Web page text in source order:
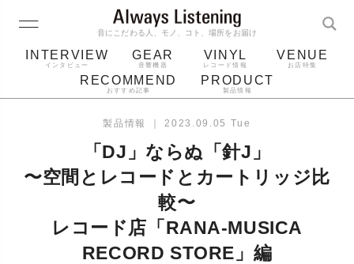
音にこだわる人、モノ、コト、場所をお届け
INTERVIEW
インタビュー
GEAR
音響機器
VINYL
レコード情報
VENUE
お店特集
RECOMMEND
おすすめ記事
PRODUCT
製品情報
ジャケット bluetooth
レコード針
製品情報 ｜ 2023.09.05 Tue
「DJ」ならぬ「針J」
〜空間とレコードとカートリッジ比
較〜
レコード店「RANA-MUSICA
RECORD STORE」編